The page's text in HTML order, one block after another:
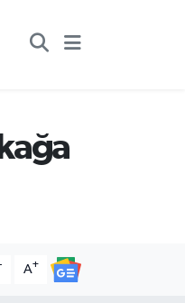
- A+